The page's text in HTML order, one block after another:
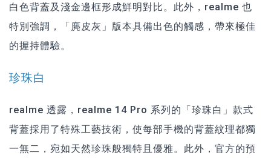
白色背蓋及淺金邊框形成鮮明對比。此外，realme 也
特別強調，「麂皮灰」版本具備出色的觸感，帶來極佳
的握持體驗。
珍珠白
realme 透露，realme 14 Pro 系列的「珍珠白」款式
背蓋採用了特殊工藝技術，使每部手機的背蓋紋理都獨
一無二，宛如天然珍珠般獨特且優雅。此外，官方的預